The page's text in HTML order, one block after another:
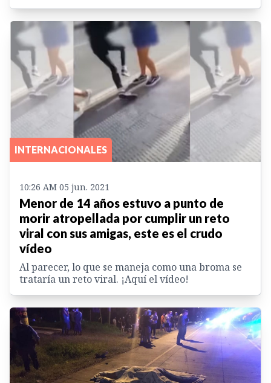
INTERNACIONALES
10:26 AM 05 jun. 2021
Menor de 14 años estuvo a punto de
morir atropellada por cumplir un reto
viral con sus amigas, este es el crudo
vídeo
Al parecer, lo que se maneja como una broma se
trataría un reto viral. ¡Aquí el vídeo!